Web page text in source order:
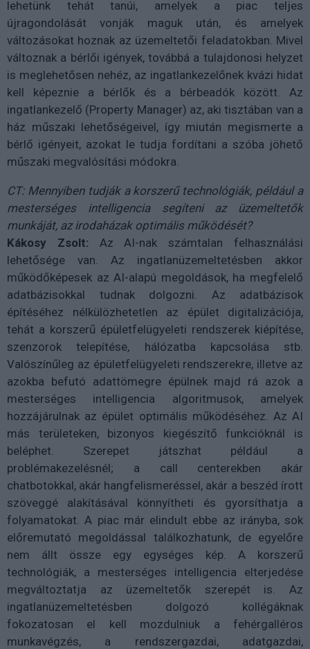
lehetünk tehát tanúi, amelyek a piac teljes
újragondolását vonják maguk után, és amelyek
változásokat hoznak az üzemeltetői feladatokban. Mivel
változnak a bérlői igények, továbbá a tulajdonosi helyzet
is meglehetősen nehéz, az ingatlankezelőnek kvázi hidat
kell képeznie a bérlők és a bérbeadók között. Az
ingatlankezelő (Property Manager) az, aki tisztában van a
ház műszaki lehetőségeivel, így miután megismerte a
bérlő igényeit, azokat le tudja fordítani a szóba jöhető
műszaki megvalósítási módokra.
CT: Mennyiben tudják a korszerű technológiák, például a
mesterséges intelligencia segíteni az üzemeltetők
munkáját, az irodaházak optimális működését?
Kákosy Zsolt: Az AI-nak számtalan felhasználási
lehetősége van. Az ingatlanüzemeltetésben akkor
működőképesek az AI-alapú megoldások, ha megfelelő
adatbázisokkal tudnak dolgozni. Az adatbázisok
építéséhez nélkülözhetetlen az épület digitalizációja,
tehát a korszerű épületfelügyeleti rendszerek kiépítése,
szenzorok telepítése, hálózatba kapcsolása stb.
Valószínűleg az épületfelügyeleti rendszerekre, illetve az
azokba befutó adattömegre épülnek majd rá azok a
mesterséges intelligencia algoritmusok, amelyek
hozzájárulnak az épület optimális működéséhez. Az AI
más területeken, bizonyos kiegészítő funkcióknál is
beléphet. Szerepet játszhat például a
problémakezelésnél; a call centerekben akár
chatbotokkal, akár hangfelismeréssel, akár a beszéd írott
szöveggé alakításával könnyítheti és gyorsíthatja a
folyamatokat. A piac már elindult ebbe az irányba, sok
előremutató megoldással találkozhatunk, de egyelőre
nem állt össze egy egységes kép. A korszerű
technológiák, a mesterséges intelligencia elterjedése
megváltoztatja az üzemeltetők szerepét is. Az
ingatlanüzemeltetésben dolgozó kollégáknak
fokozatosan el kell mozdulniuk a fehérgalléros
munkavégzés, a rendszergazdai, adatgazdai,